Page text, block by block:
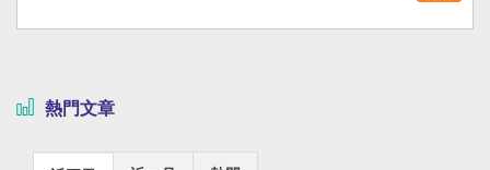
熱門文章